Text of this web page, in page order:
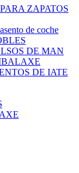
ZAPATOS
de coche
DE MAN
DE IATE